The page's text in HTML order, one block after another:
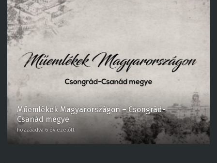
Műemlékek Magyarországon – Csongrád-
Csanád megye
hozzáadva 6 év ezelőtt